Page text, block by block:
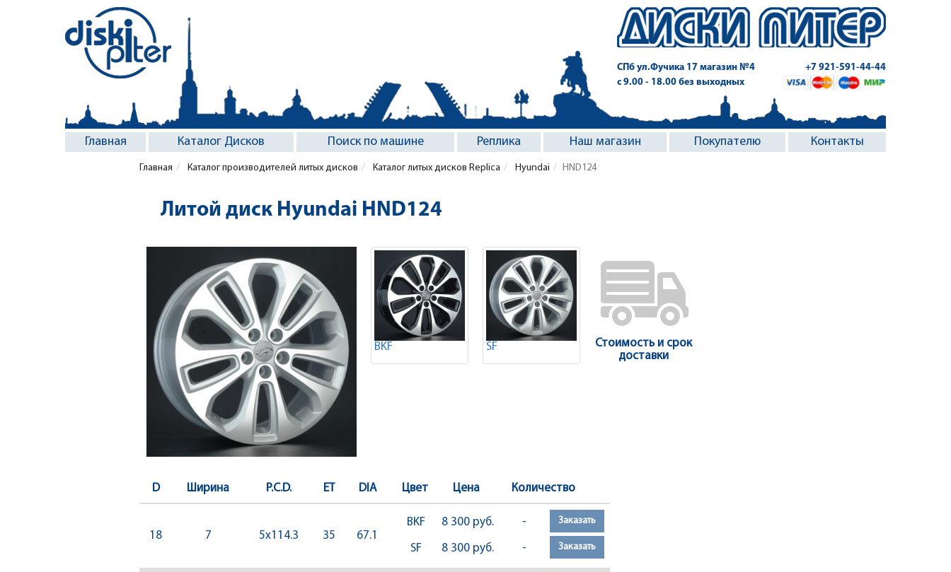
СПб ул.Фучика 17магазин №4
+7 921-591-44-44
с 9.00 - 18.00 без выходных
Главная Каталог Дисков Поиск по машине Реплика Наш магазин Покупателю Контакты
Главная Каталог производителей литых дисков Каталог литых дисков Replica Hyundai HND124
Литой диск Hyundai HND124
BKF SF
Стоимость и срок
доставки
D Ширина P.C.D. ET DIA Цвет Цена Количество
18 7 5x114.3 35 67.1
BKF 8 300 руб. - Заказать
SF 8 300 руб. - Заказать